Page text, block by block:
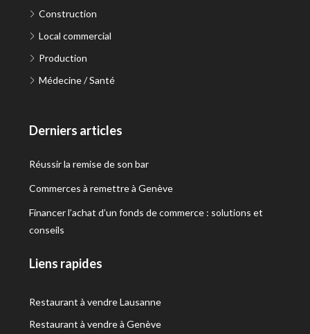
Construction
Local commercial
Production
Médecine / Santé
Derniers articles
Réussir la remise de son bar
Commerces à remettre à Genève
Financer l’achat d’un fonds de commerce : solutions et
conseils
Liens rapides
Restaurant à vendre Lausanne
Restaurant à vendre à Genève